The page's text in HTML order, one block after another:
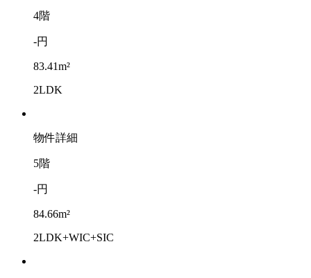
4階
-円
83.41m²
2LDK
物件詳細
5階
-円
84.66m²
2LDK+WIC+SIC